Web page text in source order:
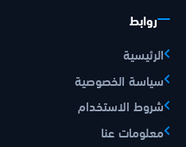
روابط
الرئيسية
سياسة الخصوصية
شروط الاستخدام
معلومات عنا